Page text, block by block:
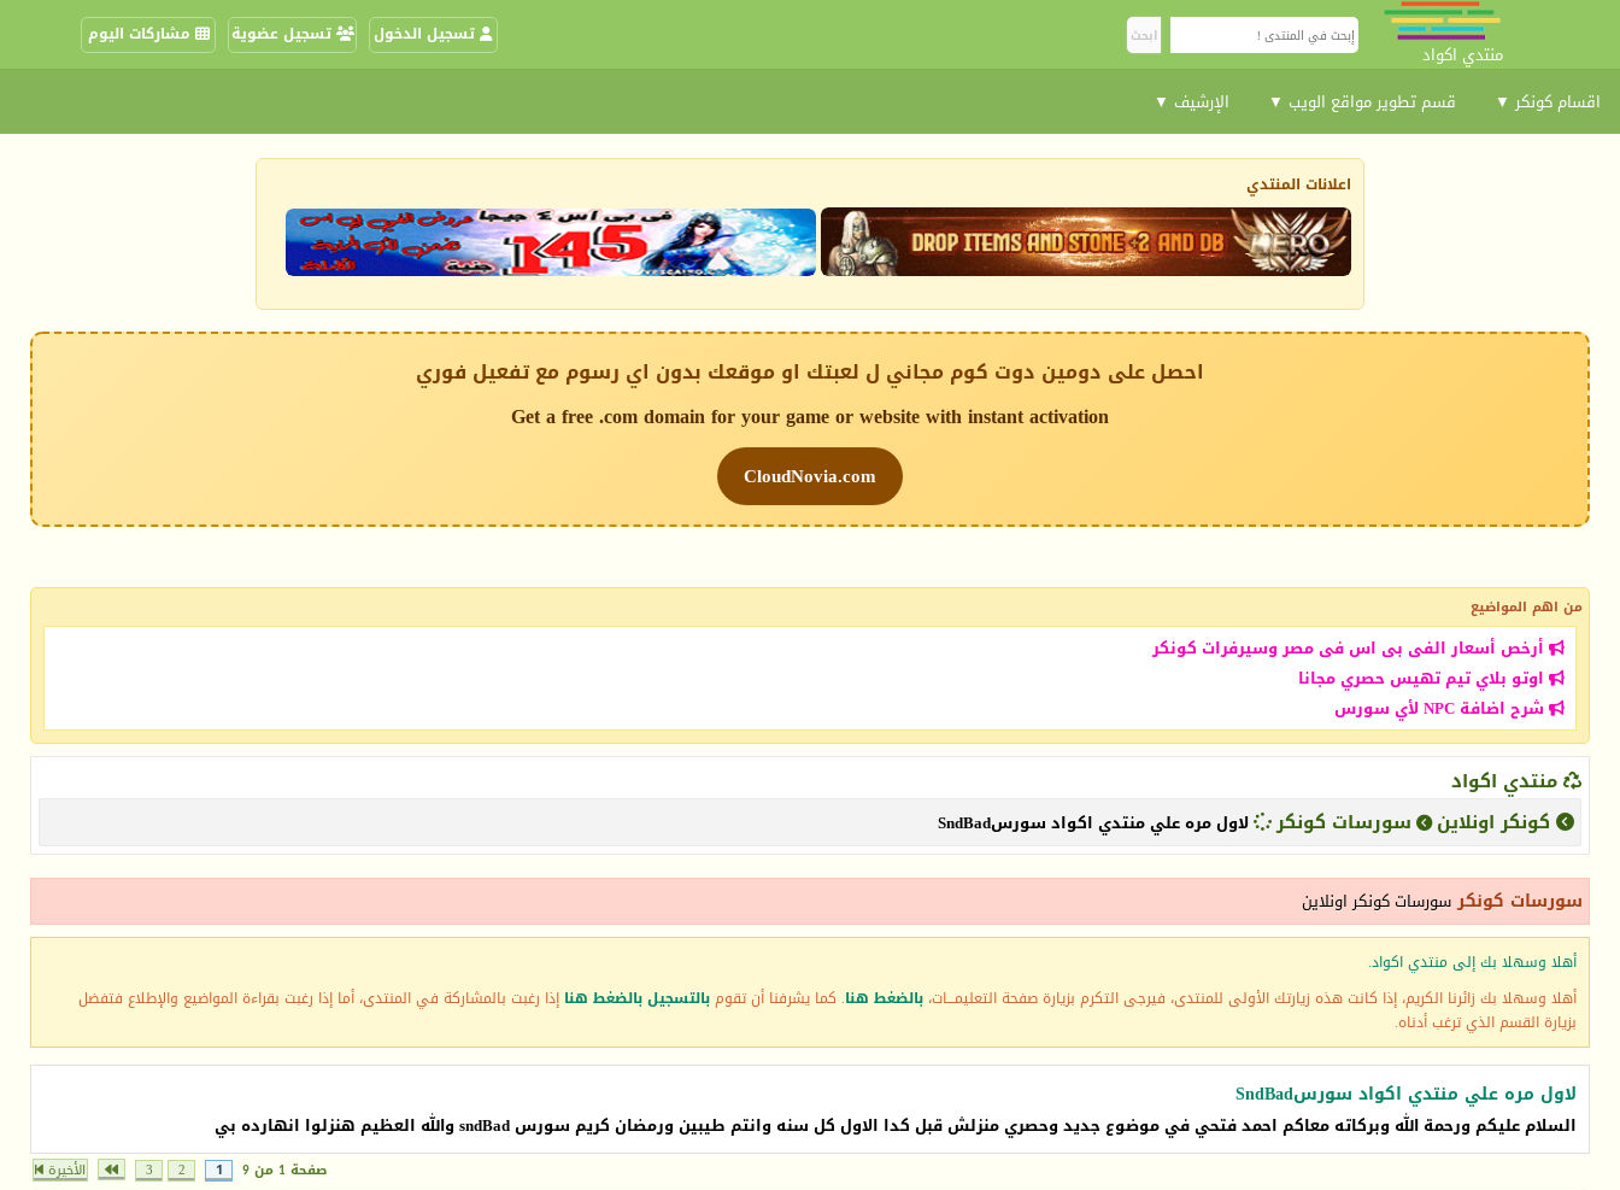
منتدي اكواد
مشاركات اليوم تسجيل عضوية تسجيل الدخول
اقسام كونكر ▼ قسم تطوير مواقع الويب ▼ الإرشيف ▼
اعلانات المنتدي
احصل على دومين دوت كوم مجاني ل لعبتك او موقعك بدون اي رسوم مع تفعيل فوري
Get a free .com domain for your game or website with instant activation
CloudNovia.com
من اهم المواضيع
أرخص أسعار الفى بى اس فى مصر وسيرفرات كونكر
اوتو بلاي تيم تهيس حصري مجانا
شرح اضافة NPC لأي سورس
منتدي اكواد
كونكر اونلاين
سورسات كونكر لاول مره علي منتدي اكواد سورسSndBad
سورسات كونكر سورسات كونكر اونلاين
أهلا وسهلا بك إلى منتدي اكواد.
أهلا وسهلا بك زائرنا الكريم، إذا كانت هذه زيارتك الأولى للمنتدى، فيرجى التكرم بزيارة صفحة التعليمـــات، بالضغط هنا. كما يشرفنا أن تقومبالتسجيل بالضغط هنا إذا رغبت بالمشاركة في المنتدى، أما إذا رغبت بقراءة المواضيع والإطلاع فتفضل
بزيارة القسم الذي ترغب أدناه.
لاول مره علي منتدي اكواد سورسSndBad
السلام عليكم ورحمة الله وبركاته معاكم احمد فتحي في موضوع جديد وحصري منزلش قبل كدا الاول كل سنه وانتم طيبين ورمضان كريم سورس sndBad والله العظيم هنزلوا انهارده بي
صفحة 1 من 9 1
2
3 الأخيرة